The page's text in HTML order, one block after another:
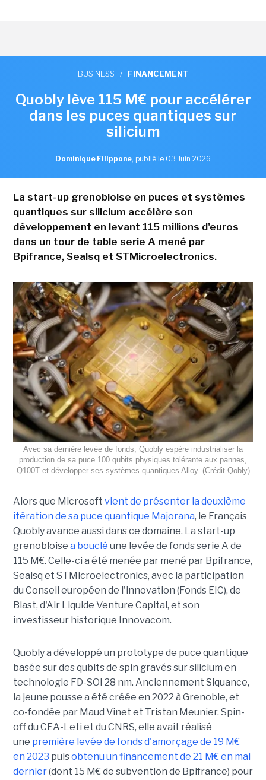
BUSINESS / FINANCEMENT
Quobly lève 115 M€ pour accélérer
dans les puces quantiques sur
silicium
Dominique Filippone, publié le 03 Juin 2026
La start-up grenobloise en puces et systèmes
quantiques sur silicium accélère son
développement en levant 115 millions d'euros
dans un tour de table serie A mené par
Bpifrance, Sealsq et STMicroelectronics.
Avec sa dernière levée de fonds, Quobly espère industrialiser la
production de sa puce 100 qubits physiques tolérante aux pannes,
Q100T et développer ses systèmes quantiques Alloy. (Crédit Qobly)
Alors que Microsoft vient de présenter la deuxième
itération de sa puce quantique Majorana, le Français
Quobly avance aussi dans ce domaine. La start-up
grenobloise a bouclé une levée de fonds serie A de
115 M€. Celle-ci a été menée par mené par Bpifrance,
Sealsq et STMicroelectronics, avec la participation
du Conseil européen de l'innovation (Fonds EIC), de
Blast, d'Air Liquide Venture Capital, et son
investisseur historique Innovacom.
Quobly a développé un prototype de puce quantique
basée sur des qubits de spin gravés sur silicium en
technologie FD-SOI 28 nm. Anciennement Siquance,
la jeune pousse a été créée en 2022 à Grenoble, et
co-fondée par Maud Vinet et Tristan Meunier. Spin-
off du CEA-Leti et du CNRS, elle avait réalisé
une première levée de fonds d'amorçage de 19 M€
en 2023 puisobtenu un financement de 21 M€ en mai
dernier(dont 15 M€ de subvention de Bpifrance) pour